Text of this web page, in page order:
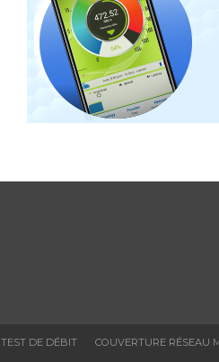
TEST DE DÉBIT
COUVERTURE RÉSEAU